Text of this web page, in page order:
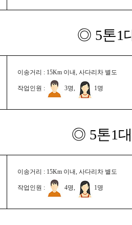
◎ 5톤1
이송거리 : 15Km 이내, 사다리차 별도
작업인원 : 3명, 1명
◎ 5톤1
이송거리 : 15Km 이내, 사다리차 별도
작업인원 : 4명, 1명